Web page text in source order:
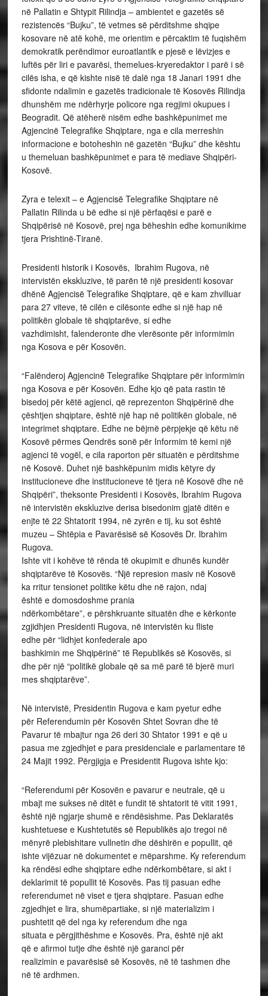
në Pallatin e Shtypit Rilindja – ambientet e gazetës së
rezistencës “Bujku”, të vetmes së përditshme shqipe
kosovare në atë kohë, me orientim e përcaktim të fuqishëm
demokratik perëndimor euroatlantik e pjesë e lëvizjes e
luftës për liri e pavarësi, themelues-kryeredaktor i parë i së
cilës isha, e që kishte nisë të dalë nga 18 Janari 1991 dhe
sfidonte ndalimin e gazetës tradicionale të Kosovës Rilindja
dhunshëm me ndërhyrje policore nga regjimi okupues i
Beogradit. Që atëherë nisëm edhe bashkëpunimet me
Agjencinë Telegrafike Shqiptare, nga e cila merreshin
informacione e botoheshin në gazetën “Bujku” dhe kështu
u themeluan bashkëpunimet e para të mediave Shqipëri-
Kosovë.
Zyra e telexit – e Agjencisë Telegrafike Shqiptare në
Pallatin Rilinda u bë edhe si një përfaqësi e parë e
Shqipërisë në Kosovë, prej nga bëheshin edhe komunikime
tjera Prishtinë-Tiranë.
Presidenti historik i Kosovës, Ibrahim Rugova, në
intervistën ekskluzive, të parën të një presidenti kosovar
dhënë Agjencisë Telegrafike Shqiptare, që e kam zhvilluar
para 27 viteve, të cilën e cilësonte edhe si një hap në
politikën globale të shqiptarëve, si edhe
vazhdimisht, falenderonte dhe vlerësonte për informimin
nga Kosova e për Kosovën.
“Falënderoj Agjencinë Telegrafike Shqiptare për informimin
nga Kosova e për Kosovën. Edhe kjo që pata rastin të
bisedoj për këtë agjenci, që reprezenton Shqipërinë dhe
çështjen shqiptare, është një hap në politikën globale, në
integrimet shqiptare. Edhe ne bëjmë përpjekje që këtu në
Kosovë përmes Qendrës sonë për Informim të kemi një
agjenci të vogël, e cila raporton për situatën e përditshme
në Kosovë. Duhet një bashkëpunim midis këtyre dy
institucioneve dhe institucioneve të tjera në Kosovë dhe në
Shqipëri”, theksonte Presidenti i Kosovës, Ibrahim Rugova
në intervistën ekskluzive derisa bisedonim gjatë ditën e
enjte të 22 Shtatorit 1994, në zyrën e tij, ku sot është
muzeu – Shtëpia e Pavarësisë së Kosovës Dr. Ibrahim
Rugova.
Ishte vit i kohëve të rënda të okupimit e dhunës kundër
shqiptarëve të Kosovës. “Një represion masiv në Kosovë
ka rritur tensionet politike këtu dhe në rajon, ndaj
është e domosdoshme prania
ndërkombëtare”, e përshkruante situatën dhe e kërkonte
zgjidhjen Presidenti Rugova, në intervistën ku fliste
edhe për “lidhjet konfederale apo
bashkimin me Shqipërinë” të Republikës së Kosovës, si
dhe për një “politikë globale që sa më parë të bjerë muri
mes shqiptarëve”.
Në intervistë, Presidentin Rugova e kam pyetur edhe
për Referendumin për Kosovën Shtet Sovran dhe të
Pavarur të mbajtur nga 26 deri 30 Shtator 1991 e që u
pasua me zgjedhjet e para presidenciale e parlamentare të
24 Majit 1992. Përgjigja e Presidentit Rugova ishte kjo:
“Referendumi për Kosovën e pavarur e neutrale, që u
mbajt me sukses në ditët e fundit të shtatorit të vitit 1991,
është një ngjarje shumë e rëndësishme. Pas Deklaratës
kushtetuese e Kushtetutës së Republikës ajo tregoi në
mënyrë plebishitare vullnetin dhe dëshirën e popullit, që
ishte vijëzuar në dokumentet e mëparshme. Ky referendum
ka rëndësi edhe shqiptare edhe ndërkombëtare, si akt i
deklarimit të popullit të Kosovës. Pas tij pasuan edhe
referendumet në viset e tjera shqiptare. Pasuan edhe
zgjedhjet e lira, shumëpartiake, si një materializim i
pushtetit që del nga ky referendum dhe nga
situata e përgjithëshme e Kosovës. Pra, është një akt
që e afirmoi tutje dhe është një garanci për
realizimin e pavarësisë së Kosovës, në të tashmen dhe
në të ardhmen.